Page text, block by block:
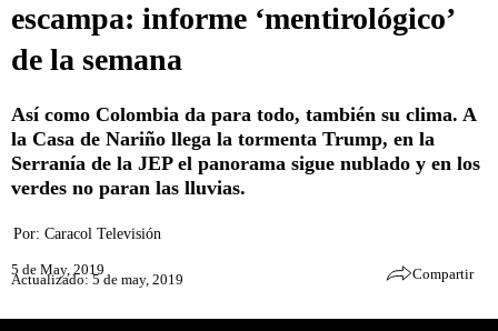
escampa: informe ‘mentirológico’
de la semana
Así como Colombia da para todo, también su clima. A
la Casa de Nariño llega la tormenta Trump, en la
Serranía de la JEP el panorama sigue nublado y en los
verdes no paran las lluvias.
Por: Caracol Televisión
5 de May, 2019
Actualizado: 5 de may, 2019 Compartir